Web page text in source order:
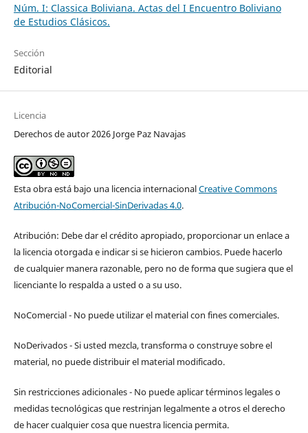
Núm. I: Classica Boliviana. Actas del I Encuentro Boliviano
de Estudios Clásicos.
Sección
Editorial
Licencia
Derechos de autor 2026 Jorge Paz Navajas
Esta obra está bajo una licencia internacionalCreative Commons
Atribución-NoComercial-SinDerivadas 4.0.
Atribución: Debe dar el crédito apropiado, proporcionar un enlace a
la licencia otorgada e indicar si se hicieron cambios. Puede hacerlo
de cualquier manera razonable, pero no de forma que sugiera que el
licenciante lo respalda a usted o a su uso.
NoComercial - No puede utilizar el material con fines comerciales.
NoDerivados - Si usted mezcla, transforma o construye sobre el
material, no puede distribuir el material modificado.
Sin restricciones adicionales - No puede aplicar términos legales o
medidas tecnológicas que restrinjan legalmente a otros el derecho
de hacer cualquier cosa que nuestra licencia permita.